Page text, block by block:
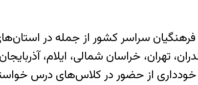
ماه گذشته نیز طی روزهای ۲۲ و ۲۳ مهرماه ۹۷ فرهنگیان سراسر
تهران، خراسان شمالی، ایلام،
از حضور در کلاس‌های درس